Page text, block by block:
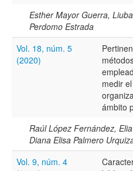
Esther Mayor Guerra,
Perdomo Estrada
Vol. 18, núm. 5
(2020)
medir
ámbito
Raúl López Fernández,
Diana Elisa Palmero
Vol. 9, núm. 4